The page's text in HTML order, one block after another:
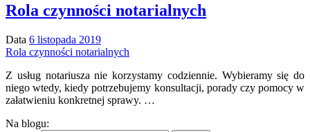
Rola czynności notarialnych
Data 6 listopada 2019
Rola czynności notarialnych
Z usług notariusza nie korzystamy codziennie. Wybieramy się do
niego wtedy, kiedy potrzebujemy konsultacji, porady czy pomocy w
załatwieniu konkretnej sprawy. …
Na blogu: